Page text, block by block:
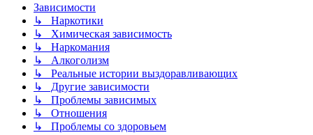
Зависимости
↳ Наркотики
↳ Химическая зависимость
↳ Наркомания
↳ Алкоголизм
↳ Реальные истории выздоравливающих
↳ Другие зависимости
↳ Проблемы зависимых
↳ Отношения
↳ Проблемы со здоровьем